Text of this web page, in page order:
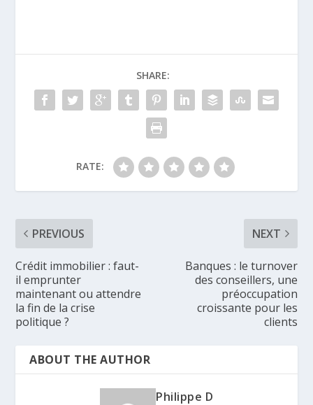
SHARE:
RATE:
PREVIOUS
Crédit immobilier : faut-
il emprunter
maintenant ou attendre
la fin de la crise
politique ?
NEXT
Banques : le turnover
des conseillers, une
préoccupation
croissante pour les
clients
ABOUT THE AUTHOR
Philippe D